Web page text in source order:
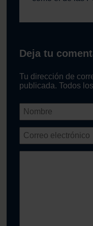
Deja tu
Tu dirección de
publicada. Todos